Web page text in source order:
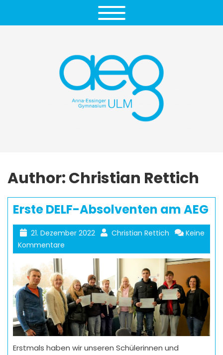
Author: Christian Rettich
Erste DELF-Absolventen am AEG
21. Dezember 2022 Christian Rettich
Keine
Kommentare
Erstmals haben wir unseren Schülerinnen und